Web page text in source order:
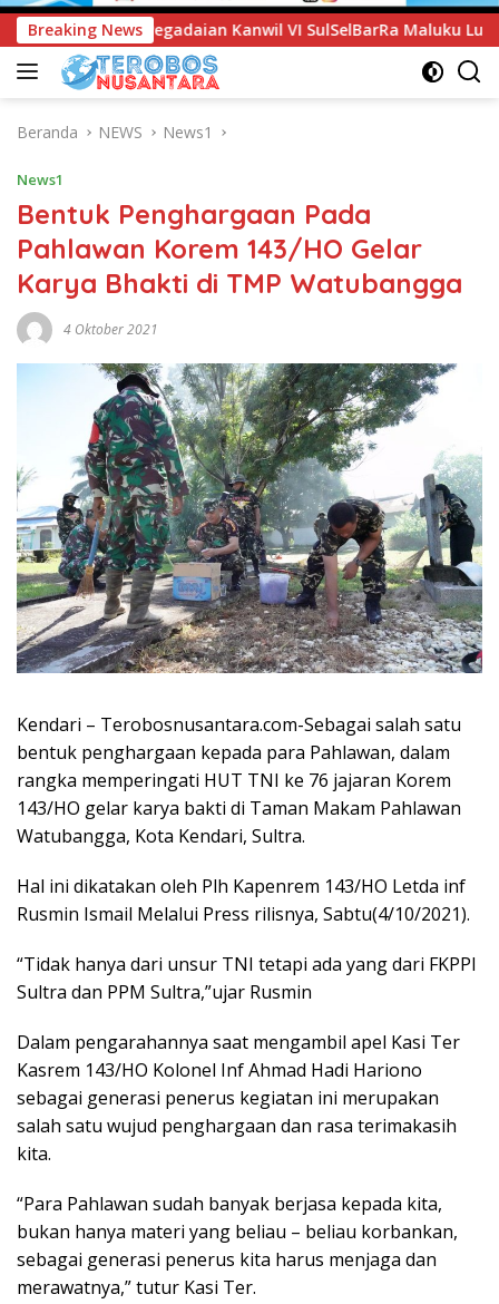
Breaking News
SulSelBarRa Maluku Luncurkan Program PANDE EMAS
Beranda NEWS News1
News1
Bentuk Penghargaan Pada
Pahlawan Korem 143/HO Gelar
Karya Bhakti di TMP Watubangga
4 Oktober 2021
Kendari – Terobosnusantara.com-Sebagai salah satu
bentuk penghargaan kepada para Pahlawan, dalam
rangka memperingati HUT TNI ke 76 jajaran Korem
143/HO gelar karya bakti di Taman Makam Pahlawan
Watubangga, Kota Kendari, Sultra.
Hal ini dikatakan oleh Plh Kapenrem 143/HO Letda inf
Rusmin Ismail Melalui Press rilisnya, Sabtu(4/10/2021).
“Tidak hanya dari unsur TNI tetapi ada yang dari FKPPI
Sultra dan PPM Sultra,”ujar Rusmin
Dalam pengarahannya saat mengambil apel Kasi Ter
Kasrem 143/HO Kolonel Inf Ahmad Hadi Hariono
sebagai generasi penerus kegiatan ini merupakan
salah satu wujud penghargaan dan rasa terimakasih
kita.
“Para Pahlawan sudah banyak berjasa kepada kita,
bukan hanya materi yang beliau – beliau korbankan,
sebagai generasi penerus kita harus menjaga dan
merawatnya,” tutur Kasi Ter.